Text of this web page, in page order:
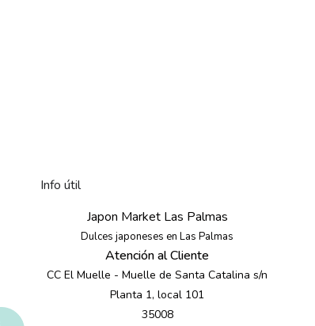
Info útil
Japon Market Las Palmas
Dulces japoneses en Las Palmas
Atención al Cliente
CC El Muelle - Muelle de Santa Catalina s/n
Planta 1, local 101
35008